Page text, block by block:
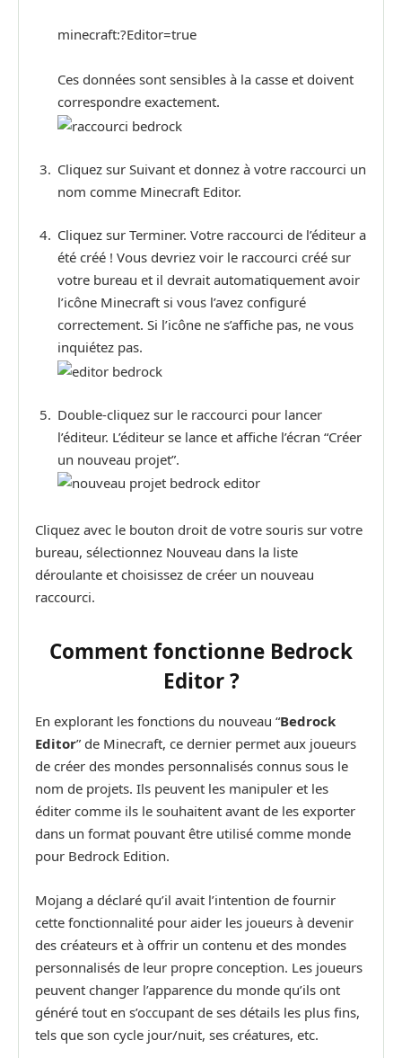
minecraft:?Editor=true
Ces données sont sensibles à la casse et doivent
correspondre exactement.
Cliquez sur Suivant et donnez à votre raccourci un
nom comme Minecraft Editor.
Cliquez sur Terminer. Votre raccourci de l’éditeur a
été créé ! Vous devriez voir le raccourci créé sur
votre bureau et il devrait automatiquement avoir
l’icône Minecraft si vous l’avez configuré
correctement. Si l’icône ne s’affiche pas, ne vous
inquiétez pas.
Double-cliquez sur le raccourci pour lancer
l’éditeur. L’éditeur se lance et affiche l’écran “Créer
un nouveau projet”.
Cliquez avec le bouton droit de votre souris sur votre
bureau, sélectionnez Nouveau dans la liste
déroulante et choisissez de créer un nouveau
raccourci.
Comment fonctionne Bedrock
Editor ?
En explorant les fonctions du nouveau “Bedrock
Editor” de Minecraft, ce dernier permet aux joueurs
de créer des mondes personnalisés connus sous le
nom de projets. Ils peuvent les manipuler et les
éditer comme ils le souhaitent avant de les exporter
dans un format pouvant être utilisé comme monde
pour Bedrock Edition.
Mojang a déclaré qu’il avait l’intention de fournir
cette fonctionnalité pour aider les joueurs à devenir
des créateurs et à offrir un contenu et des mondes
personnalisés de leur propre conception. Les joueurs
peuvent changer l’apparence du monde qu’ils ont
généré tout en s’occupant de ses détails les plus fins,
tels que son cycle jour/nuit, ses créatures, etc.